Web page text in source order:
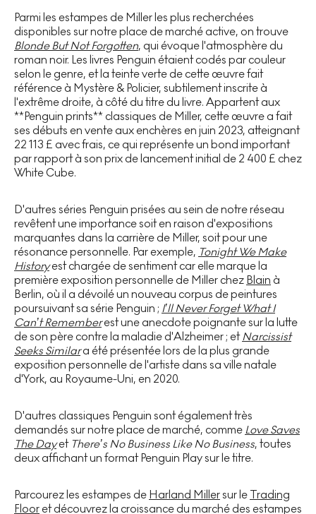
Parmi les estampes de Miller les plus recherchées
disponibles sur notre place de marché active, on trouve
Blonde But Not Forgotten, qui évoque l'atmosphère du
roman noir. Les livres Penguin étaient codés par couleur
selon le genre, et la teinte verte de cette œuvre fait
référence à Mystère & Policier, subtilement inscrite à
l'extrême droite, à côté du titre du livre. Appartent aux
**Penguin prints** classiques de Miller, cette œuvre a fait
ses débuts en vente aux enchères en juin 2023, atteignant
22 113 £ avec frais, ce qui représente un bond important
par rapport à son prix de lancement initial de 2 400 £ chez
White Cube.
D'autres séries Penguin prisées au sein de notre réseau
revêtent une importance soit en raison d'expositions
marquantes dans la carrière de Miller, soit pour une
résonance personnelle. Par exemple, Tonight We Make
Historyest chargée de sentiment car elle marque la
première exposition personnelle de Miller chez Blain à
Berlin, où il a dévoilé un nouveau corpus de peintures
poursuivant sa série Penguin ; I’ll Never Forget What I
Can’t Rememberest une anecdote poignante sur la lutte
de son père contre la maladie d'Alzheimer ; etNarcissist
Seeks Similara été présentée lors de la plus grande
exposition personnelle de l'artiste dans sa ville natale
d'York, au Royaume-Uni, en 2020.
D'autres classiques Penguin sont également très
demandés sur notre place de marché, comme Love Saves
The Dayet There’s No Business Like No Business, toutes
deux affichant un format Penguin Play sur le titre.
Parcourez les estampes de Harland Miller sur le Trading
Floor et découvrez la croissance du marché des estampes